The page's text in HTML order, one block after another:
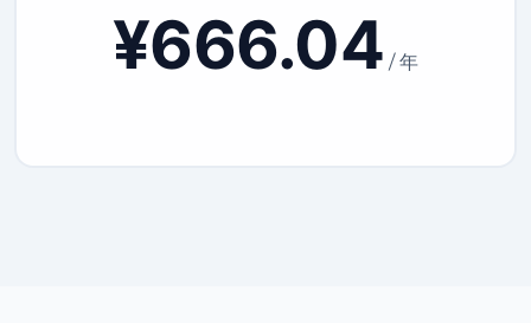
¥666.04 / 年